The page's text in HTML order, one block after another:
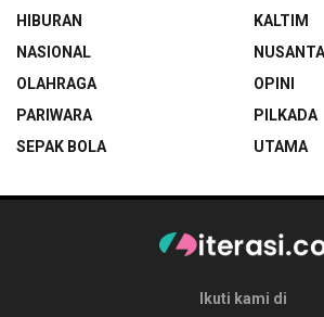
HIBURAN
KALTIM
NASIONAL
OLAHRAGA
OPINI
PARIWARA
PILKADA
SEPAK BOLA
UTAMA
Ikuti kami di